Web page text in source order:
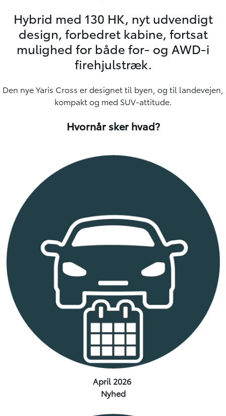
Hybrid med 130 HK, nyt udvendigt
design, forbedret kabine, fortsat
mulighed for både for- og AWD-i
firehjulstræk.
Den nye Yaris Cross er designet til byen, og til landevejen,
kompakt og med SUV-attitude.
Hvornår sker hvad?
April 2026
Nyhed